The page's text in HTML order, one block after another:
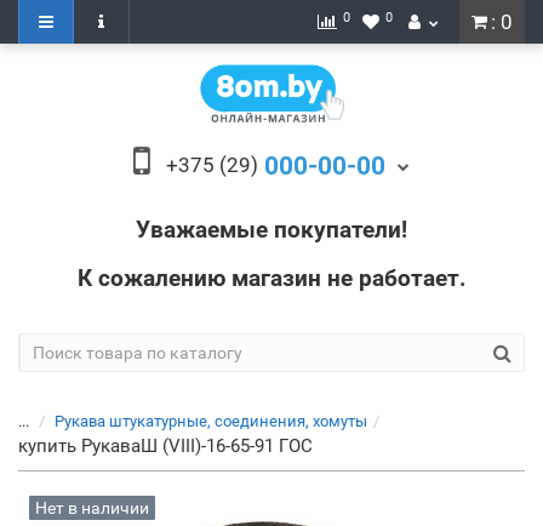
: 0
0 0
+375 (29) 000-00-00
Уважаемые покупатели!
К сожалению магазин не работает.
... Рукава штукатурные, соединения, хомуты
купить РукаваШ (VIII)-16-65-91 ГОС
Нет в наличии